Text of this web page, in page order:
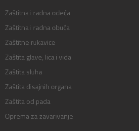
Zaštitna i radna odeća
Zaštitna i radna obuća
Zaštitne rukavice
Zaštita glave, lica i vida
Zaštita sluha
Zaštita disajnih organa
Zaštita od pada
Oprema za zavarivanje